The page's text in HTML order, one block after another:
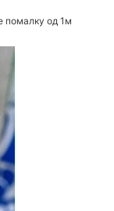
помалку од 1м